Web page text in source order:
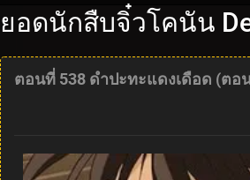
ยอดนักสืบจิ๋วโคนัน
ตอนที่ 538 ดำปะทะแดงเดือด (ตอ